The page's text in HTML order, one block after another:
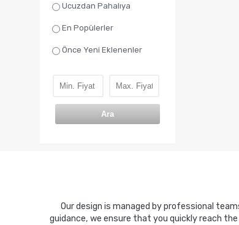
Ucuzdan Pahalıya
En Popülerler
Önce Yeni Eklenenler
Ara
Our design is managed by professional
guidance, we ensure that you quickly reach